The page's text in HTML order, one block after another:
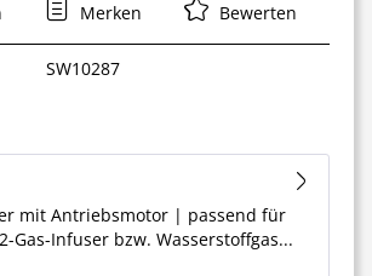
Merken Bewerten
SW10287
mit Antriebsmotor | passend für
Gas-Infuser bzw. Wasserstoffgas...